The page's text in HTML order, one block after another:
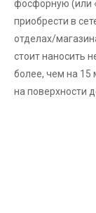
фосфорную (или
приобрести в
отделах/
стоит наносить
более, чем на 15
на поверхности